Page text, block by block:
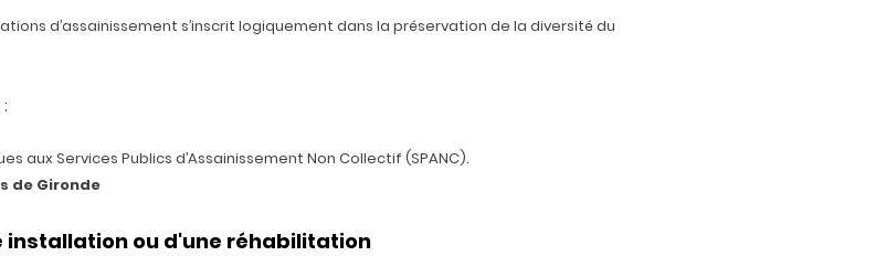
d’assainissement s’inscrit logiquement dans la préservation de la diversité du
aux Services Publics d’Assainissement Non Collectif (SPANC).
de Gironde
installation ou d'une réhabilitation